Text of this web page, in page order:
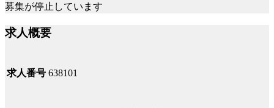
募集が停止しています
求人概要
求人番号 638101